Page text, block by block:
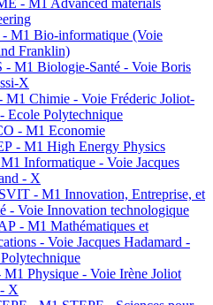
- M1 Advanced materials
M1 Bio-informatique (Voie
Franklin)
- M1 Biologie-Santé - Voie Boris
X
M1 Chimie - Voie Fréderic Joliot-
Ecole Polytechnique
- M1 Economie
- M1 High Energy Physics
Informatique - Voie Jacques
- X
- M1 Innovation, Entreprise, et
- Voie Innovation technologique
- M1 Mathématiques et
- Voie Jacques Hadamard -
M1 Physique - Voie Irène Joliot
X